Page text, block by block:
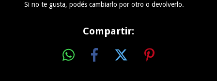
Si no te gusta, podés cambiarlo por otro o devolverlo.
Compartir: